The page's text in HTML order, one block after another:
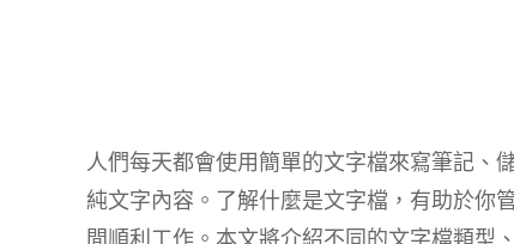
人們每天都會使用簡單的文字檔來寫筆記、
純文字內容。了解什麼是文字檔，有助於你
間順利工作。本文將介紹不同的文字檔類型